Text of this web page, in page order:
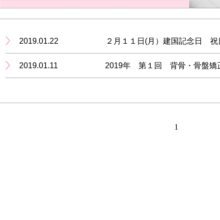
2019.01.22 ２月１１日(月）建国記念日 祝
2019.01.11 2019年 第１回 背骨・骨盤矯
1